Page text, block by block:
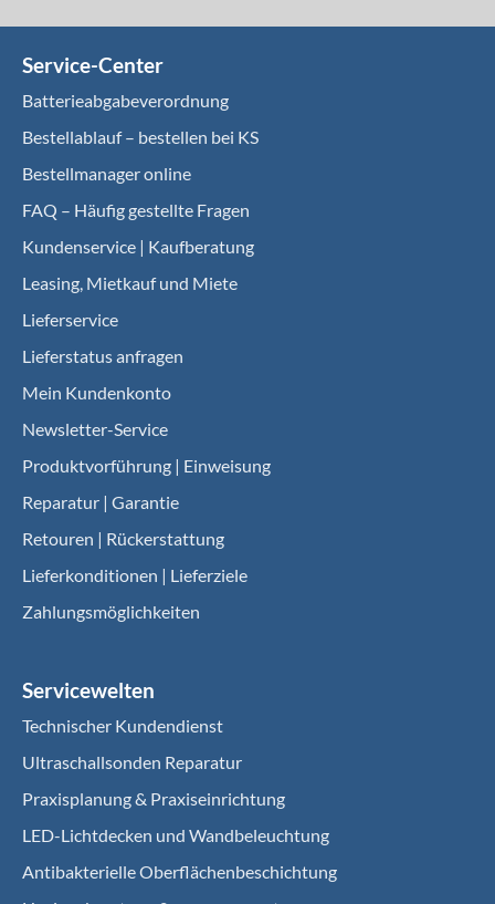
Service-Center
Batterieabgabeverordnung
Bestellablauf – bestellen bei KS
Bestellmanager online
FAQ – Häufig gestellte Fragen
Kundenservice | Kaufberatung
Leasing, Mietkauf und Miete
Lieferservice
Lieferstatus anfragen
Mein Kundenkonto
Newsletter-Service
Produktvorführung | Einweisung
Reparatur | Garantie
Retouren | Rückerstattung
Lieferkonditionen | Lieferziele
Zahlungsmöglichkeiten
Servicewelten
Technischer Kundendienst
Ultraschallsonden Reparatur
Praxisplanung & Praxiseinrichtung
LED-Lichtdecken und Wandbeleuchtung
Antibakterielle Oberflächenbeschichtung